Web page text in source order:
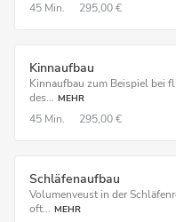
45 Min. 295,00 €
Kinnaufbau
Kinnaufbau zum Beispiel bei
des... MEHR
45 Min. 295,00 €
Schläfenaufbau
Volumenveust in der
oft... MEHR